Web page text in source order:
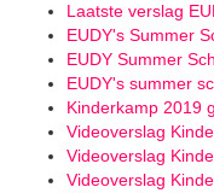
Laatste verslag
EUDY's Summer
EUDY Summer
EUDY's summer
Kinderkamp 2019
Videoverslag
Videoverslag
Videoverslag